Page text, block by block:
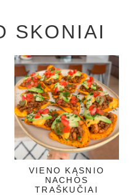
SKONIAI
VIENO KĄSNIO
NACHOS
TRAŠKUČIAI